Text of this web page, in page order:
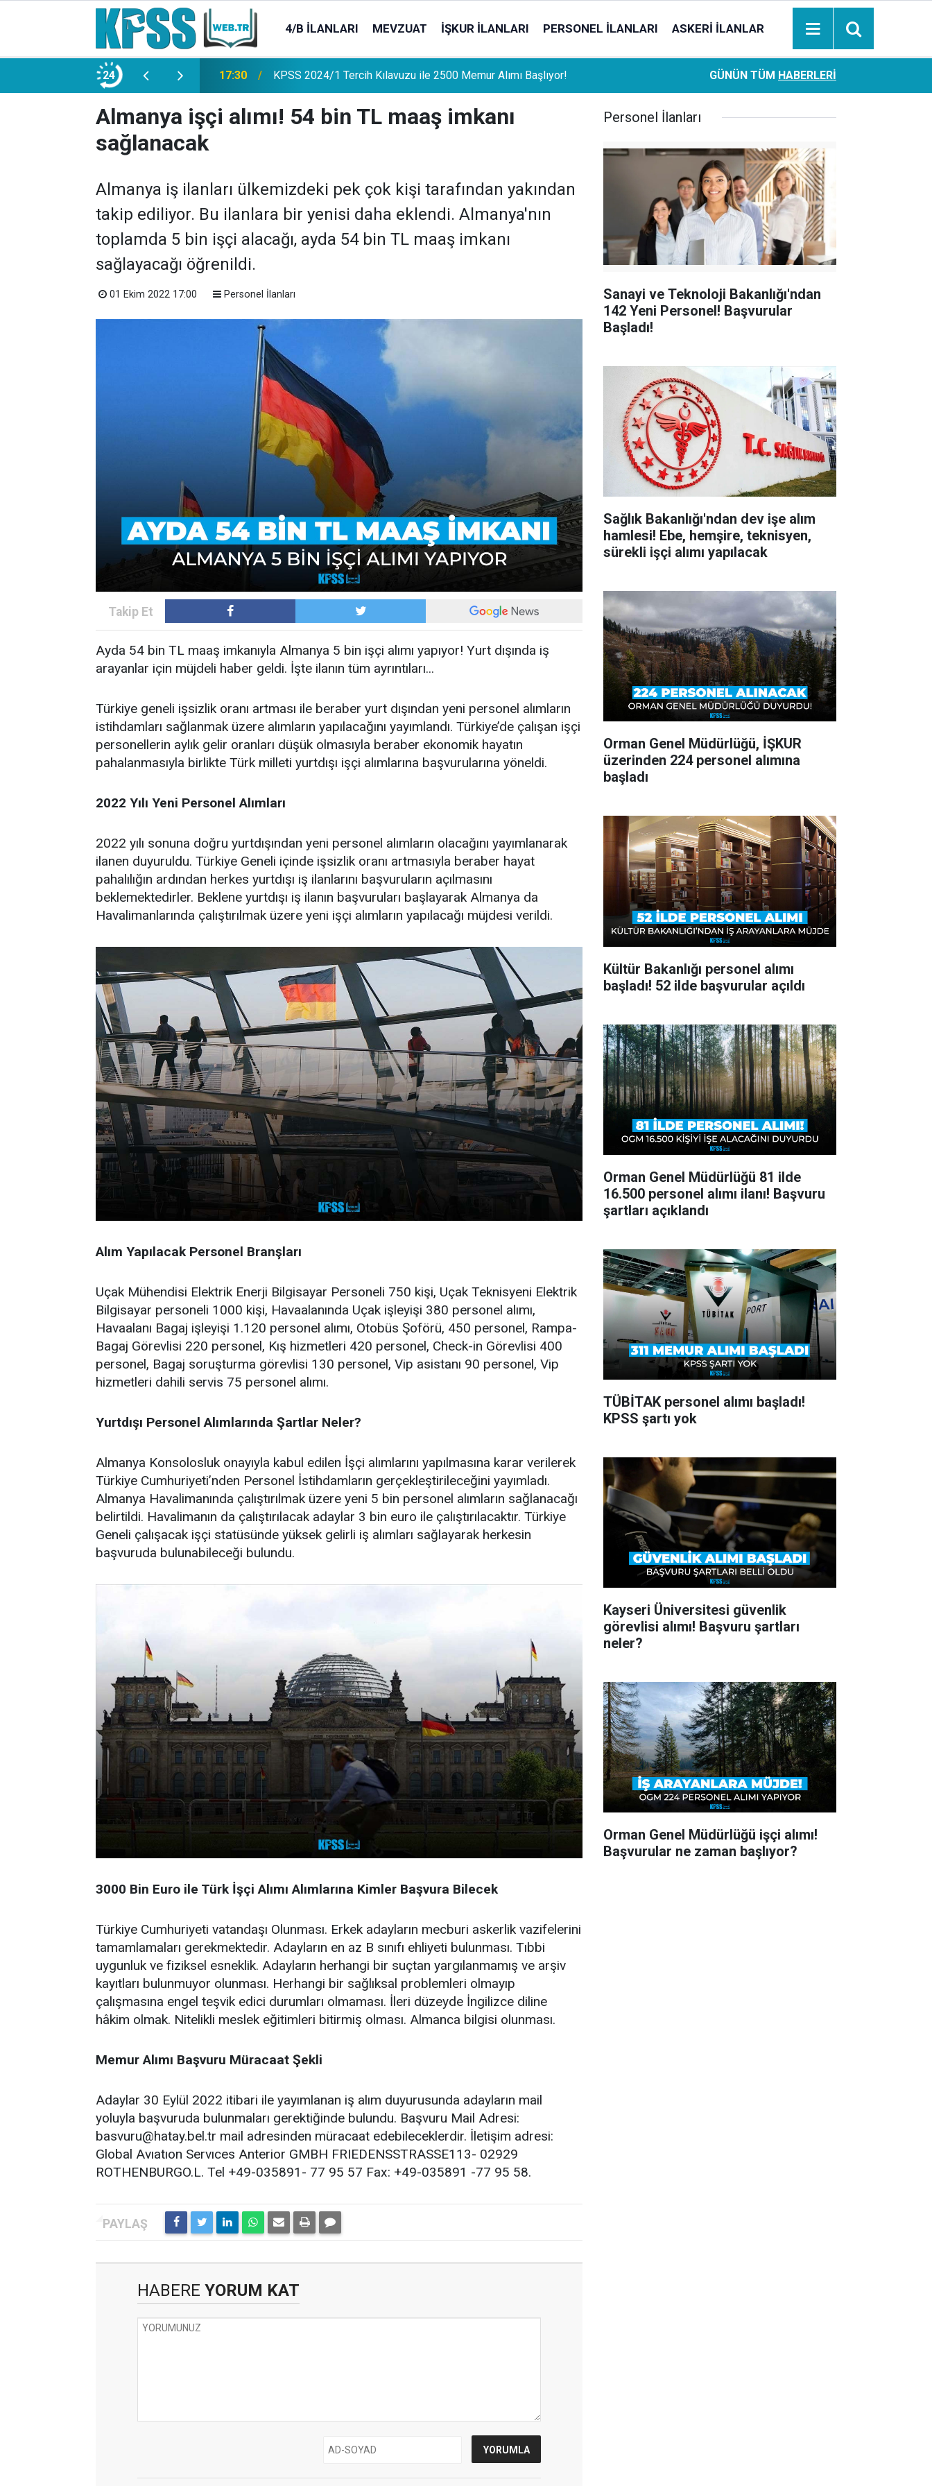
4/B İLANLARI MEVZUAT İŞKUR İLANLARI PERSONEL İLANLARI ASKERI İLANLAR
24
Memur Alımı Başlıyor! 21:20 TL Mevduat Sahipleri İçin Önemli Gelişme: Stopaj Oranları Artıyor!
Ziraat Bankası başvuran emeklilere hemen ödeme
hesaplara geçiyor
GÜNÜN TÜM HABERLERI
Almanya işçi alımı! 54 bin TL maaş imkanı
sağlanacak
Almanya iş ilanları ülkemizdeki pek çok kişi tarafından yakından
takip ediliyor. Bu ilanlara bir yenisi daha eklendi. Almanya'nın
toplamda 5 bin işçi alacağı, ayda 54 bin TL maaş imkanı
sağlayacağı öğrenildi.
01 Ekim 2022 17:00 Personel İlanları
Ayda 54 bin TL maaş imkanıyla Almanya 5 bin işçi alımı yapıyor! Yurt dışında iş
arayanlar için müjdeli haber geldi. İşte ilanın tüm ayrıntıları...
Türkiye geneli işsizlik oranı artması ile beraber yurt dışından yeni personel alımların
istihdamları sağlanmak üzere alımların yapılacağını yayımlandı. Türkiye’de çalışan işçi
personellerin aylık gelir oranları düşük olmasıyla beraber ekonomik hayatın
pahalanmasıyla birlikte Türk milleti yurtdışı işçi alımlarına başvurularına yöneldi.
2022 Yılı Yeni Personel Alımları
2022 yılı sonuna doğru yurtdışından yeni personel alımların olacağını yayımlanarak
ilanen duyuruldu. Türkiye Geneli içinde işsizlik oranı artmasıyla beraber hayat
pahalılığın ardından herkes yurtdışı iş ilanlarını başvuruların açılmasını
beklemektedirler. Beklene yurtdışı iş ilanın başvuruları başlayarak Almanya da
Havalimanlarında çalıştırılmak üzere yeni işçi alımların yapılacağı müjdesi verildi.
Alım Yapılacak Personel Branşları
Uçak Mühendisi Elektrik Enerji Bilgisayar Personeli 750 kişi, Uçak Teknisyeni Elektrik
Bilgisayar personeli 1000 kişi, Havaalanında Uçak işleyişi 380 personel alımı,
Havaalanı Bagaj işleyişi 1.120 personel alımı, Otobüs Şoförü, 450 personel, Rampa-
Bagaj Görevlisi 220 personel, Kış hizmetleri 420 personel, Check-in Görevlisi 400
personel, Bagaj soruşturma görevlisi 130 personel, Vip asistanı 90 personel, Vip
hizmetleri dahili servis 75 personel alımı.
Yurtdışı Personel Alımlarında Şartlar Neler?
Almanya Konsolosluk onayıyla kabul edilen İşçi alımlarını yapılmasına karar verilerek
Türkiye Cumhuriyeti’nden Personel İstihdamların gerçekleştirileceğini yayımladı.
Almanya Havalimanında çalıştırılmak üzere yeni 5 bin personel alımların sağlanacağı
belirtildi. Havalimanın da çalıştırılacak adaylar 3 bin euro ile çalıştırılacaktır. Türkiye
Geneli çalışacak işçi statüsünde yüksek gelirli iş alımları sağlayarak herkesin
başvuruda bulunabileceği bulundu.
3000 Bin Euro ile Türk İşçi Alımı Alımlarına Kimler Başvura Bilecek
Türkiye Cumhuriyeti vatandaşı Olunması. Erkek adayların mecburi askerlik vazifelerini
tamamlamaları gerekmektedir. Adayların en az B sınıfı ehliyeti bulunması. Tıbbi
uygunluk ve fiziksel esneklik. Adayların herhangi bir suçtan yargılanmamış ve arşiv
kayıtları bulunmuyor olunması. Herhangi bir sağlıksal problemleri olmayıp
çalışmasına engel teşvik edici durumları olmaması. İleri düzeyde İngilizce diline
hâkim olmak. Nitelikli meslek eğitimleri bitirmiş olması. Almanca bilgisi olunması.
Memur Alımı Başvuru Müracaat Şekli
Adaylar 30 Eylül 2022 itibari ile yayımlanan iş alım duyurusunda adayların mail
yoluyla başvuruda bulunmaları gerektiğinde bulundu. Başvuru Mail Adresi:
basvuru@hatay.bel.tr mail adresinden müracaat edebileceklerdir. İletişim adresi:
Global Avıatıon Servıces Anterior GMBH FRIEDENSSTRASSE113- 02929
ROTHENBURGO.L. Tel +49-035891- 77 95 57 Fax: +49-035891 -77 95 58.
HABERE YORUM KAT
Personel İlanları
Sanayi ve Teknoloji Bakanlığı'ndan
142 Yeni Personel! Başvurular
Başladı!
Sağlık Bakanlığı'ndan dev işe alım
hamlesi! Ebe, hemşire, teknisyen,
sürekli işçi alımı yapılacak
Orman Genel Müdürlüğü, İŞKUR
üzerinden 224 personel alımına
başladı
Kültür Bakanlığı personel alımı
başladı! 52 ilde başvurular açıldı
Orman Genel Müdürlüğü 81 ilde
16.500 personel alımı ilanı! Başvuru
şartları açıklandı
TÜBİTAK personel alımı başladı!
KPSS şartı yok
Kayseri Üniversitesi güvenlik
görevlisi alımı! Başvuru şartları
neler?
Orman Genel Müdürlüğü işçi alımı!
Başvurular ne zaman başlıyor?